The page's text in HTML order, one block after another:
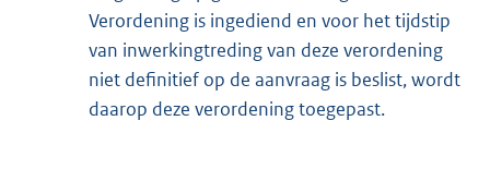
Verordening is ingediend en voor het tijdstip
van inwerkingtreding van deze verordening
niet definitief op de aanvraag is beslist, wordt
daarop deze verordening toegepast.